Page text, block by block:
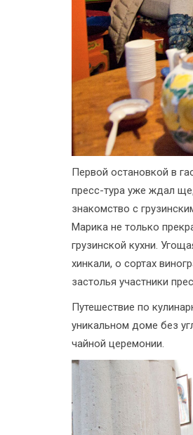
Первой остановкой в
пресс-тура уже ждал
знакомство с
Марика не только
грузинской кухни.
хинкали, о сортах
застолья участники
Путешествие по
уникальном доме без
чайной церемонии.